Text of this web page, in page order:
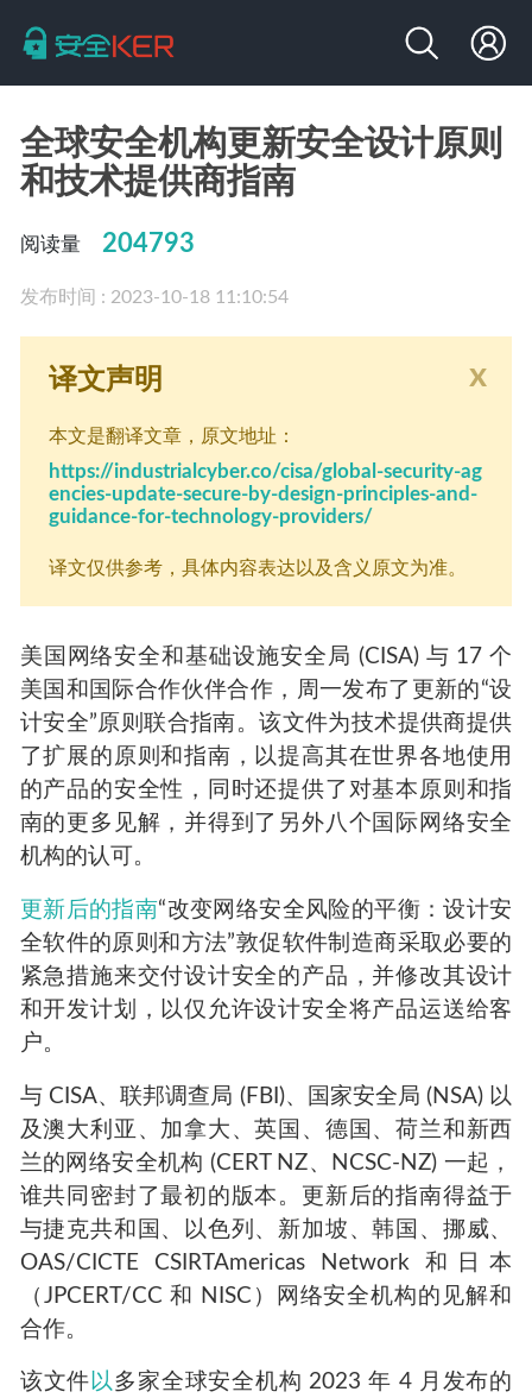
全球安全机构更新安全设计原则
和技术提供商指南
阅读量 204793
发布时间 : 2023-10-18 11:10:54
x
译文声明
本文是翻译文章，原文地址：
https://industrialcyber.co/cisa/global-security-ag
encies-update-secure-by-design-principles-and-
guidance-for-technology-providers/
译文仅供参考，具体内容表达以及含义原文为准。
美国网络安全和基础设施安全局 (CISA) 与 17 个
美国和国际合作伙伴合作，周一发布了更新的“设
计安全”原则联合指南。该文件为技术提供商提供
了扩展的原则和指南，以提高其在世界各地使用
的产品的安全性，同时还提供了对基本原则和指
南的更多见解，并得到了另外八个国际网络安全
机构的认可。
更新后的指南“改变网络安全风险的平衡：设计安
全软件的原则和方法”敦促软件制造商采取必要的
紧急措施来交付设计安全的产品，并修改其设计
和开发计划，以仅允许设计安全将产品运送给客
户。
与 CISA、联邦调查局 (FBI)、国家安全局 (NSA) 以
及澳大利亚、加拿大、英国、德国、荷兰和新西
兰的网络安全机构 (CERT NZ、NCSC-NZ) 一起，
谁共同密封了最初的版本。更新后的指南得益于
与捷克共和国、以色列、新加坡、韩国、挪威、
OAS/CICTE CSIRTAmericas Network 和日本
（JPCERT/CC 和 NISC）网络安全机构的见解和
合作。
该文件以多家全球安全机构 2023 年 4 月发布的